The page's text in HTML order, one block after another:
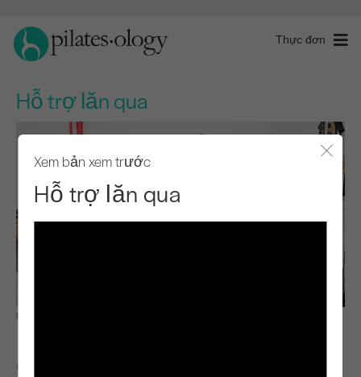
Thực đơn
Hỗ trợ lăn qua
Xem bản xem trước
Hỗ trợ lăn qua
Quan sát & Học hỏi
GIÁO VIÊN